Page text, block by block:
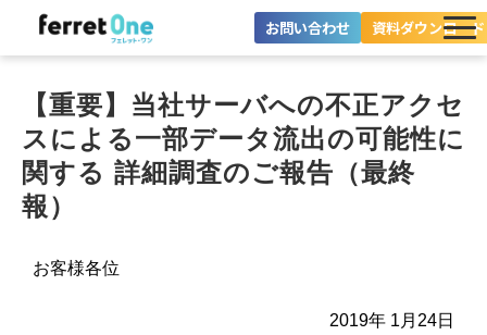
お問い合わせ 資料ダウンロード
ツール・機能一覧
目的別に探す
【重要】当社サーバへの不正アクセ
スによる一部データ流出の可能性に
関する 詳細調査のご報告（最終
報）
お客様各位
2019年 1月24日